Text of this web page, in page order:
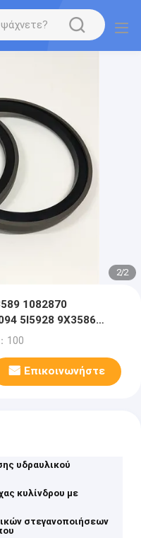
2/2
1082870
5I5928 9X3586
100
Επικοινωνήστε
υδραυλικού
κυλίνδρου με
στεγανοποιήσεων